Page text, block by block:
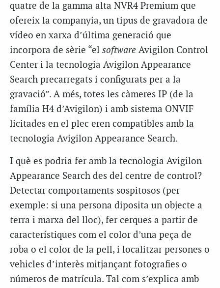
quatre de la gamma alta NVR4 Premium que
ofereix la companyia, un tipus de gravadora de
vídeo en xarxa d’última generació que
incorpora de sèrie “el software Avigilon Control
Center i la tecnologia Avigilon Appearance
Search precarregats i configurats per a la
gravació”. A més, totes les càmeres IP (de la
família H4 d’Avigilon) i amb sistema ONVIF
licitades en el plec eren compatibles amb la
tecnologia Avigilon Appearance Search.
I què es podria fer amb la tecnologia Avigilon
Appearance Search des del centre de control?
Detectar comportaments sospitosos (per
exemple: si una persona diposita un objecte a
terra i marxa del lloc), fer cerques a partir de
característiques com el color d’una peça de
roba o el color de la pell, i localitzar persones o
vehicles d’interès mitjançant fotografies o
números de matrícula. Tal com s’explica amb